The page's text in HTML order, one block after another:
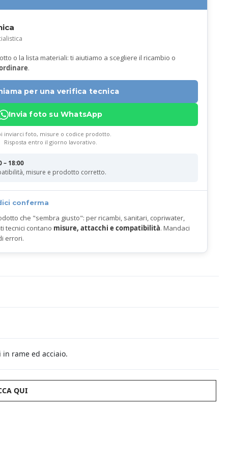
o la lista materiali: ti aiutiamo a scegliere il ricambio o
.
per una verifica tecnica
Invia foto su WhatsApp
inviarci foto, misure o codice prodotto.
Risposta entro il giorno lavorativo.
– 18:00
misure e prodotto corretto.
conferma
che "sembra giusto": per ricambi, sanitari, copriwater,
tecnici contano misure, attacchi e compatibilità. Mandaci
errori.
rame ed acciaio.
QUI